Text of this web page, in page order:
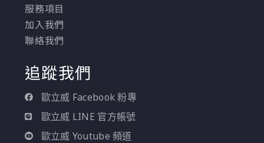
服務項目
加入我們
聯絡我們
追蹤我們
歐立威 Facebook 粉專
歐立威 LINE 官方帳號
歐立威 Youtube 頻道